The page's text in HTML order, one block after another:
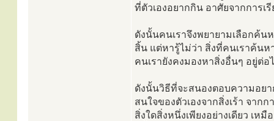
ที่ตัวเองอยากกิน อาศัยจากการ
ดังนั้นคนเราจึงพยายามเลือกค้น
สิ้น แต่หารู้ไม่ว่า สิ่งที่คนเราค้นห
คนเรายังคงมองหาสิ่งอื่นๆ อยู่ต่อ
ดังนั้นวิธีที่จะสนองตอบความอย
สนใจของตัวเองจากสิ่งเร้า จาก
สิ่งใดสิ่งหนึ่งเพียงอย่างเดียว เห